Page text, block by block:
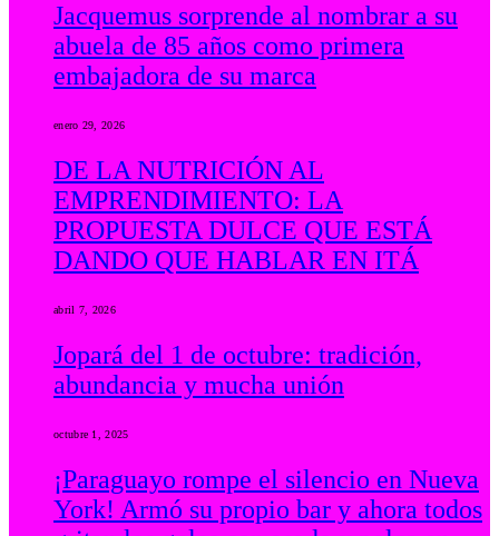
Jacquemus sorprende al nombrar a su
abuela de 85 años como primera
embajadora de su marca
enero 29, 2026
DE LA NUTRICIÓN AL
EMPRENDIMIENTO: LA
PROPUESTA DULCE QUE ESTÁ
DANDO QUE HABLAR EN ITÁ
abril 7, 2026
Jopará del 1 de octubre: tradición,
abundancia y mucha unión
octubre 1, 2025
¡Paraguayo rompe el silencio en Nueva
York! Armó su propio bar y ahora todos